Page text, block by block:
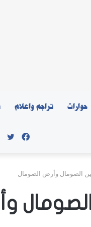
حوارات تراجم واعلام
بين الصومال وأرض الصومال